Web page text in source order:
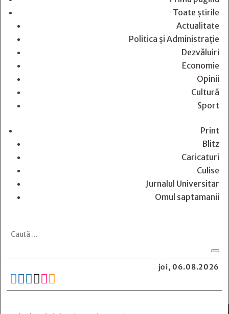
Toate știrile
Actualitate
Politica și Administrație
Dezvăluiri
Economie
Opinii
Cultură
Sport
Print
Blitz
Caricaturi
Culise
Jurnalul Universitar
Omul saptamanii
joi, 06.08.2026
     